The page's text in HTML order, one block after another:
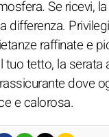
Se ricevi, la
differenza. Privilegi
raffinate e
tuo tetto, la serata
dove
e calorosa.